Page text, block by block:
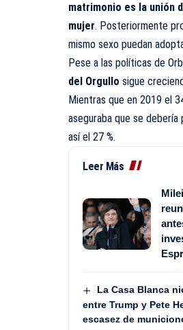
matrimonio es la unión
mujer. Posteriormente
mismo sexo puedan
Pese a las políticas de
del Orgullo sigue
Mientras que en 2019 el
aseguraba que se debería
así el 27 %.
Leer Más
La Casa Blanca
entre Trump y Pete
escasez de